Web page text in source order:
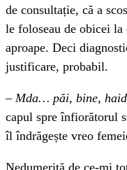
de consultație, că a
le foloseau de obicei
aproape. Deci
justificare, probabil.
– Mda… păi, bine,
capul spre înfiorătorul
îl îndrăgește vreo